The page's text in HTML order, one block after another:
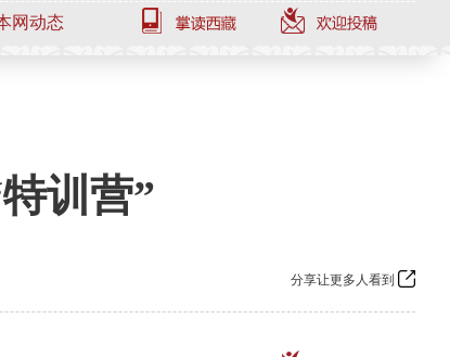
网动态
训营”
分享让更多人看到